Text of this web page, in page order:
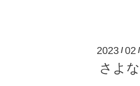
2023 /02 /
さよ